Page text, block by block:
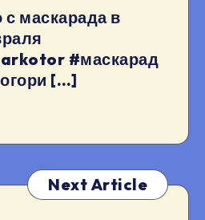
маскарада в
#маскарад
[…]
Next Article